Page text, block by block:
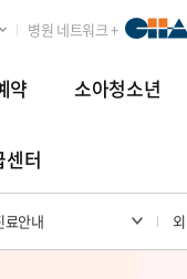
병원 네트워크 +
약 소아청소년
센터
료안내